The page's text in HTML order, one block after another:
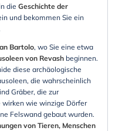
die Geschichte der
und bekommen Sie ein
Bartolo, wo Sie eine etwa
von Revash beginnen.
diese archäologische
die wahrscheinlich
Gräber, die zur
wirken wie winzige Dörfer
Felswand gebaut wurden.
von Tieren, Menschen